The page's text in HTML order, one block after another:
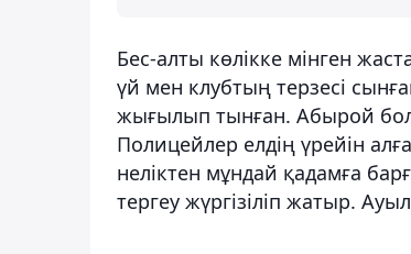
Бес-алты көлікке мінген
үй мен клубтың терзесі
жығылып тынған. Абырой
Полицейлер елдің үрейін
неліктен мұндай қадамға
тергеу жүргізіліп жатыр.